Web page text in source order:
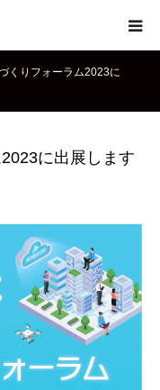
くりフォーラム2023に
に出展します